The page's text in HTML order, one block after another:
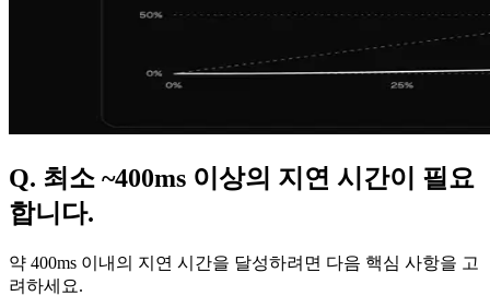
Q. 최소 ~400ms 이상의 지연 시간이 필요
합니다.
약 400ms 이내의 지연 시간을 달성하려면 다음 핵심 사항을 고
려하세요.